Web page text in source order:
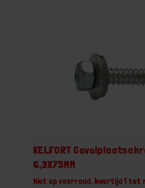
KELFORT
6,3X75MM
Niet op voorraad, levertijd 1 tot